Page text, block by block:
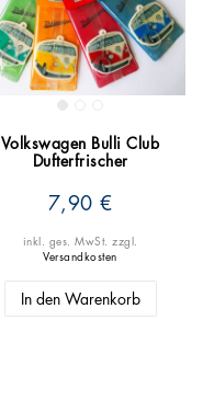
Volkswagen Bulli Club
Dufterfrischer
7,90 €
inkl. ges. MwSt. zzgl.
Versandkosten
In den Warenkorb